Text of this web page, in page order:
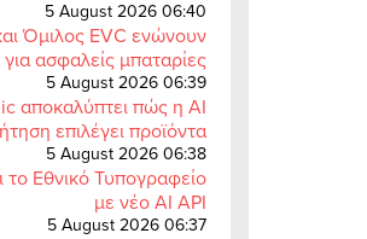
5 August 2026 06:40
Όμιλος EVC ενώνουν
ασφαλείς μπαταρίες
5 August 2026 06:39
αποκαλύπτει πώς η AI
επιλέγει προϊόντα
5 August 2026 06:38
το Εθνικό Τυπογραφείο
με νέο AI API
5 August 2026 06:37